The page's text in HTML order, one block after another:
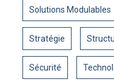
Solutions Modulables
Stratégie
Sécurité